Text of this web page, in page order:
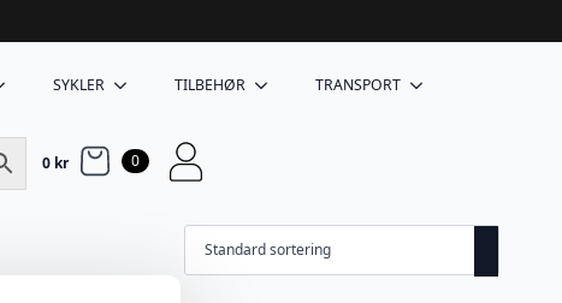
SYKLER TILBEHØR TRANSPORT
0 kr 0